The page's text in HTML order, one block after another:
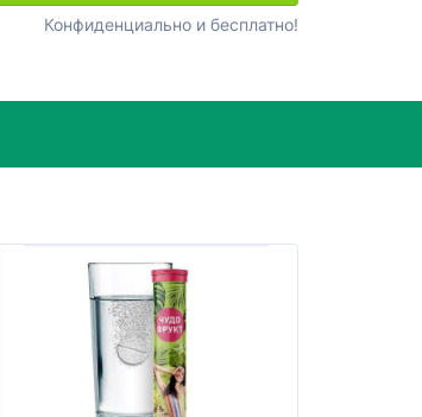
Конфиденциально и бесплатно!